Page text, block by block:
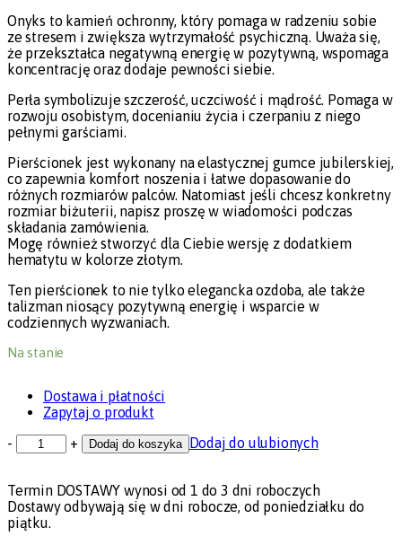
Onyks to kamień ochronny, który pomaga w radzeniu sobie
ze stresem i zwiększa wytrzymałość psychiczną. Uważa się,
że przekształca negatywną energię w pozytywną, wspomaga
koncentrację oraz dodaje pewności siebie.
Perła symbolizuje szczerość, uczciwość i mądrość. Pomaga w
rozwoju osobistym, docenianiu życia i czerpaniu z niego
pełnymi garściami.
Pierścionek jest wykonany na elastycznej gumce jubilerskiej,
co zapewnia komfort noszenia i łatwe dopasowanie do
różnych rozmiarów palców. Natomiast jeśli chcesz konkretny
rozmiar biżuterii, napisz proszę w wiadomości podczas
składania zamówienia.
Mogę również stworzyć dla Ciebie wersję z dodatkiem
hematytu w kolorze złotym.
Ten pierścionek to nie tylko elegancka ozdoba, ale także
talizman niosący pozytywną energię i wsparcie w
codziennych wyzwaniach.
Na stanie
Dostawa i płatności
Zapytaj o produkt
-
+ Dodaj do koszyka Dodaj do ulubionych
Termin DOSTAWY wynosi od 1 do 3 dni roboczych
Dostawy odbywają się w dni robocze, od poniedziałku do
piątku.